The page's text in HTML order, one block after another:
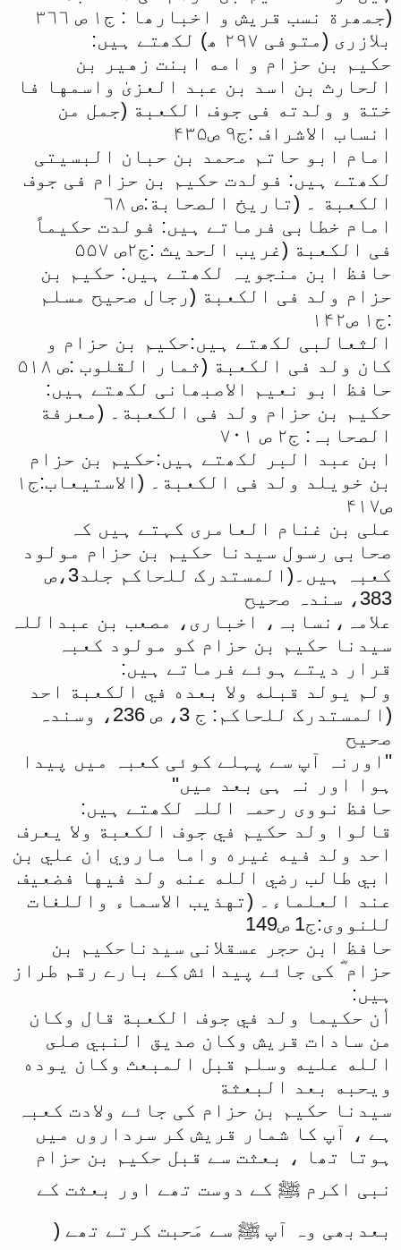
(جمھرة نسب قریش و اخبارھا : ج١ ص ۳٦٦
بلازری (متوفی ۲۹۷ ھ) لکھتے ہیں:
حکیم بن حزام و امه ابنت زهير بن
الحارث بن اسد بن عبد العزیٰ واسمها فا
ختة و ولدته فی جوف الکعبة (جمل من
انساب الاشراف :ج۹ ص۴۳۵
امام ابو حاتم محمد بن حبان البسیتی
لکھتے ہیں: فولدت حکیم بن حزام فی جوف
الکعبة ۔ (تاریخ الصحابة:ص ٦۸
امام خطابی فرماتے ہیں: فولدت حکیماً
فی الکعبة (غریب الحدیث :ج۲ص ۵۵۷
حافظ ابن منجویہ لکھتے ہیں: حکیم بن
حزام ولد فی الکعبة (رجال صحیح مسلم
:ج١ ص١۴۲
الثعالبی لکھتے ہیں:حکیم بن حزام و
کان ولد فی الکعبة (ثمار القلوب :ص ۵١۸
حافظ ابو نعیم الاصبھانی لکھتے ہیں:
حکیم بن حزام ولد فی الکعبة۔ (معرفة
الصحابہ: ج۲ ص ۷۰١
ابن عبد البر لکھتے ہیں:حکیم بن حزام
بن خویلد ولد فی الکعبة۔ (الاستیعاب:ج١
ص۴١۷
علی بن غنام العامری کہتے ہیں کہ
صحابی رسول سیدنا حکیم بن حزام مولود
کعبہ ہیں۔(المستدرک للحاکم جلد3،ص
383، سندہ صحیح
علامہ،نسابہ، اخباری، مصعب بن عبداللہ
سیدنا حکیم بن حزام کو مولود کعبہ
قرار دیتے ہوئے فرماتے ہیں:
ولم يولد قبله ولا بعده في الكعبة احد
(المستدرک للحاکم: ج 3، ص 236، وسندہ
صحیح
''اورنہ آپ سے پہلے کوئی کعبہ میں پیدا
ہوا اور نہ ہی بعد میں''
حافظ نووی رحمہ اللہ لکھتے ہیں:
قالوا ولد حكيم في جوف الكعبة ولا يعرف
احد ولد فيه غيره واما ماروي ان علي بن
ابي طالب رضي الله عنه ولد فيها فضعيف
عند العلماء۔ (تهذیب الاسماء واللغات
للنووی:ج1 ص149
حافظ ابن حجر عسقلانی سیدناحکیم بن
حزام ؓ کی جائے پیدائش کے بارے رقم طراز
ہیں:
أن حكيما ولد في جوف الكعبة قال وكان
من سادات قريش وكان صديق النبي صلى
الله عليه وسلم قبل المبعث وكان يوده
ويحبه بعد البعثة
سیدنا حکیم بن حزام کی جائے ولادت کعبہ
ہے ، آپ کا شمار قریش کر سرداروں میں
ہوتا تھا ، بعثت سے قبل حکیم بن حزام
نبی اکرم ﷺ کے دوست تھے اور بعثت کے
بعدبھی وہ آپ ﷺ سے مَحبت کرتے تھے (